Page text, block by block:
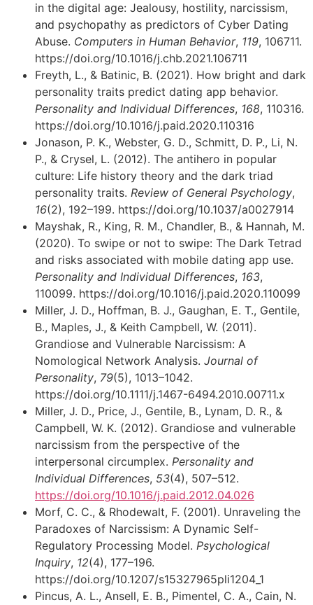
in the digital age: Jealousy, hostility, narcissism,
and psychopathy as predictors of Cyber Dating
Abuse. Computers in Human Behavior, 119, 106711.
https://doi.org/10.1016/j.chb.2021.106711
Freyth, L., & Batinic, B. (2021). How bright and dark
personality traits predict dating app behavior.
Personality and Individual Differences, 168, 110316.
https://doi.org/10.1016/j.paid.2020.110316
Jonason, P. K., Webster, G. D., Schmitt, D. P., Li, N.
P., & Crysel, L. (2012). The antihero in popular
culture: Life history theory and the dark triad
personality traits. Review of General Psychology,
16(2), 192–199. https://doi.org/10.1037/a0027914
Mayshak, R., King, R. M., Chandler, B., & Hannah, M.
(2020). To swipe or not to swipe: The Dark Tetrad
and risks associated with mobile dating app use.
Personality and Individual Differences, 163,
110099. https://doi.org/10.1016/j.paid.2020.110099
Miller, J. D., Hoffman, B. J., Gaughan, E. T., Gentile,
B., Maples, J., & Keith Campbell, W. (2011).
Grandiose and Vulnerable Narcissism: A
Nomological Network Analysis. Journal of
Personality, 79(5), 1013–1042.
https://doi.org/10.1111/j.1467-6494.2010.00711.x
Miller, J. D., Price, J., Gentile, B., Lynam, D. R., &
Campbell, W. K. (2012). Grandiose and vulnerable
narcissism from the perspective of the
interpersonal circumplex. Personality and
Individual Differences, 53(4), 507–512.
https://doi.org/10.1016/j.paid.2012.04.026
Morf, C. C., & Rhodewalt, F. (2001). Unraveling the
Paradoxes of Narcissism: A Dynamic Self-
Regulatory Processing Model. Psychological
Inquiry, 12(4), 177–196.
https://doi.org/10.1207/s15327965pli1204_1
Pincus, A. L., Ansell, E. B., Pimentel, C. A., Cain, N.